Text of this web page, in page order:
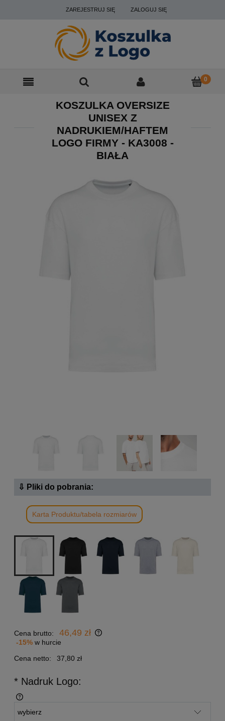
ZAREJESTRUJ SIĘ ZALOGUJ SIĘ
KOSZULKA OVERSIZE
UNISEX Z
NADRUKIEM/HAFTEM
LOGO FIRMY - KA3008 -
BIAŁA
⇩ Pliki do pobrania:
Karta Produktu/tabela rozmiarów
Cena brutto: 46,49 zł
-15% w hurcie
Cena netto:
37,80 zł
* Nadruk Logo: